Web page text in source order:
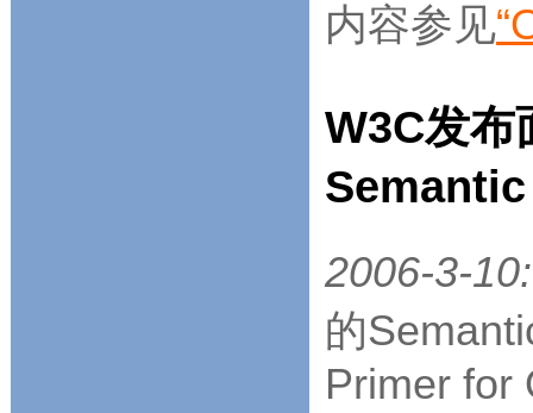
内容参见
W3C发布
2006-3-10:
的
Primer for